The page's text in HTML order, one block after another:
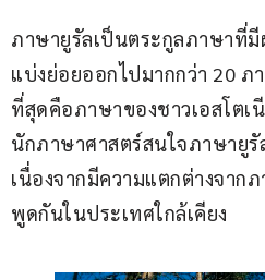
ภาษายูรัลเป็นตระกูลภาษาที่
แบ่งย่อยออกไปมากกว่า 20
ที่สุดคือภาษาของชาวเอสโตเ
นักภาษาศาสตร์สนใจภาษายู
เนื่องจากมีความแตกต่างจาก
พูดกันในประเทศใกล้เคียง